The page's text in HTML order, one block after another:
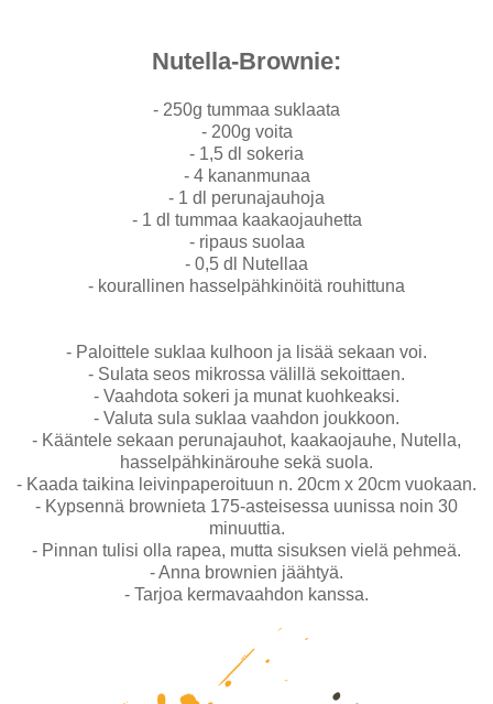
Nutella-Brownie:
- 250g tummaa suklaata
- 200g voita
- 1,5 dl sokeria
- 4 kananmunaa
- 1 dl perunajauhoja
- 1 dl tummaa kaakaojauhetta
- ripaus suolaa
- 0,5 dl Nutellaa
- kourallinen hasselpähkinöitä rouhittuna
- Paloittele suklaa kulhoon ja lisää sekaan voi.
- Sulata seos mikrossa välillä sekoittaen.
- Vaahdota sokeri ja munat kuohkeaksi.
- Valuta sula suklaa vaahdon joukkoon.
- Kääntele sekaan perunajauhot, kaakaojauhe, Nutella,
hasselpähkinärouhe sekä suola.
- Kaada taikina leivinpaperoituun n. 20cm x 20cm vuokaan.
- Kypsennä brownieta 175-asteisessa uunissa noin 30
minuuttia.
- Pinnan tulisi olla rapea, mutta sisuksen vielä pehmeä.
- Anna brownien jäähtyä.
- Tarjoa kermavaahdon kanssa.